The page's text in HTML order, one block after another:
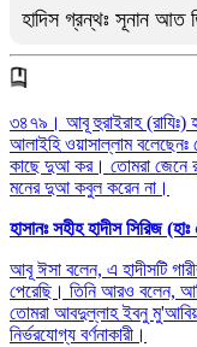
হাদিস গ্রন্থঃ সূনান আত
৩৪৭৯। আবূ হুরাইরাহ (রাযিঃ)
আলাইহি ওয়াসাল্লাম
কাছে দুআ কর। তোমরা জেনে
মনের দুআ কবুল করেন না।
হাসানঃ সহীহ হাদীস সিরিজ
আবূ ঈসা বলেন, এ হাদীসটি
পেরেছি। তিনি আরও বলেন,
তোমরা আবদুল্লাহ ইবনু
নির্ভরযোগ্য বর্ণনাকারী।